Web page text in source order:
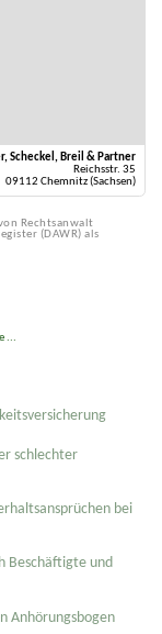
Scheckel, Breil & Partner
Reichsstr. 35
09112 Chemnitz (Sachsen)
Rechtsanwalt
(DAWR) als
...
schlechter
bei
Beschäftigte und
Anhörungsbogen